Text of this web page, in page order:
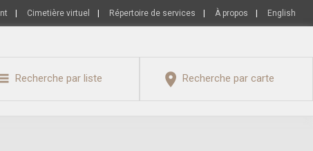
Cimetière virtuel Répertoire de services À propos English
Recherche par liste Recherche par carte